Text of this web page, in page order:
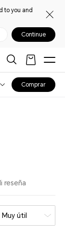
to you and
Continue
Comprar
reseña
Muy útil